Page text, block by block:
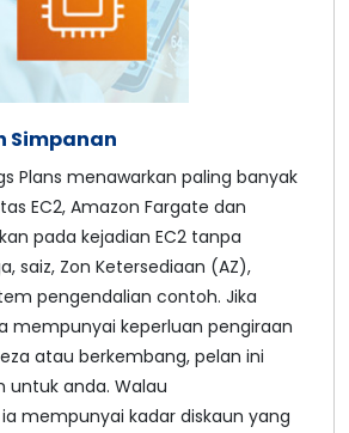
Simpanan
Plans menawarkan paling banyak
EC2, Amazon Fargate dan
pada kejadian EC2 tanpa
saiz, Zon Ketersediaan (AZ),
pengendalian contoh. Jika
mempunyai keperluan pengiraan
atau berkembang, pelan ini
anda. Walau
mempunyai kadar diskaun yang